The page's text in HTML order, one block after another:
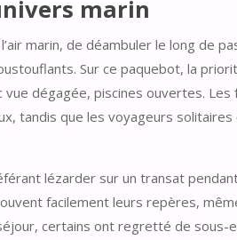
marin
marin, de déambuler le long de
Sur ce paquebot, la
dégagée, piscines ouvertes. Les
tandis que les voyageurs solitaires
lézarder sur un transat
facilement leurs repères,
certains ont regretté de sous-